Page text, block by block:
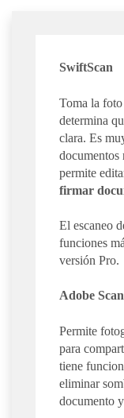
SwiftScan
Toma la
determina
clara. Es
documentos
permite
firmar
El escaneo
funciones
versión Pro.
Adobe Scan
Permite
para
tiene
eliminar
documento